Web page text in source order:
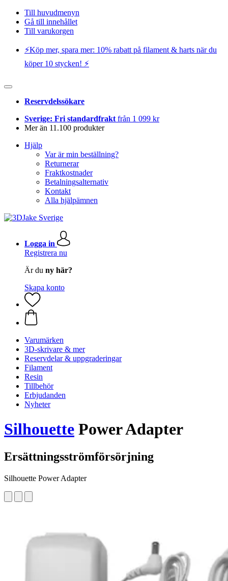
Till huvudmenyn
Gå till innehållet
Till varukorgen
⚡️Köp mer, spara mer: 10% rabatt på filament & harts när du
köper 10 stycken! ⚡️
Reservdelssökare
Sverige: Fri standardfrakt från 1 099 kr
Mer än 11.100 produkter
Hjälp
Var är min beställning?
Returnerar
Fraktkostnader
Betalningsalternativ
Kontakt
Alla hjälpämnen
Logga in
Registrera nu
Är du ny här?
Skapa konto
Varumärken
3D-skrivare & mer
Reservdelar & uppgraderingar
Filament
Resin
Tillbehör
Erbjudanden
Nyheter
Silhouette Power Adapter
Ersättningsströmförsörjning
Silhouette Power Adapter